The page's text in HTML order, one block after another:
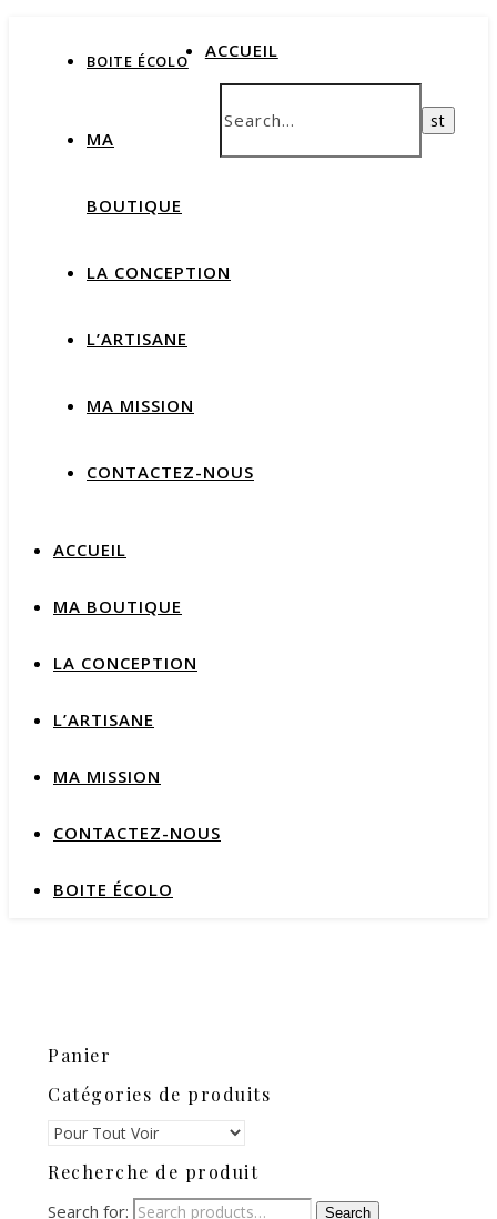
BOITE ÉCOLO ACCUEIL
MA
BOUTIQUE
LA CONCEPTION
L’ARTISANE
MA MISSION
CONTACTEZ-NOUS
ACCUEIL
MA BOUTIQUE
LA CONCEPTION
L’ARTISANE
MA MISSION
CONTACTEZ-NOUS
BOITE ÉCOLO
Panier
Catégories de produits
Recherche de produit
Search for: Search